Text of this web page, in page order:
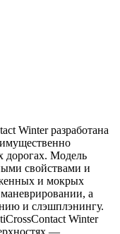
Winter разработана
дорогах. Модель
свойствами и
и мокрых
а
и слэшплэнингу.
Winter
—